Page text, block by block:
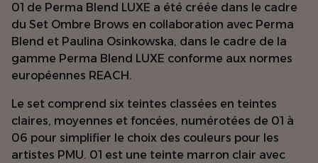
01 de Perma Blend LUXE a été créée dans le cadre
du Set Ombre Brows en collaboration avec Perma
Blend et Paulina Osinkowska, dans le cadre de la
gamme Perma Blend LUXE conforme aux normes
européennes REACH.
Le set comprend six teintes classées en teintes
claires, moyennes et foncées, numérotées de 01 à
06 pour simplifier le choix des couleurs pour les
artistes PMU. 01 est une teinte marron clair avec